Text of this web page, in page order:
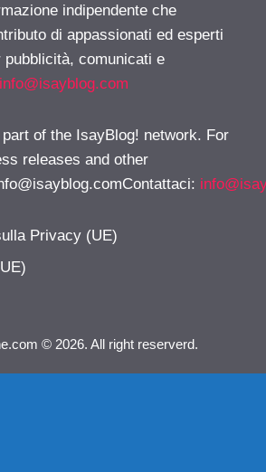
indipendente che
di appassionati ed esperti
comunicati e
info@isayblog.com
of the IsayBlog! network. For
releases and other
:
Privacy (UE)
© 2026. All right reserverd.